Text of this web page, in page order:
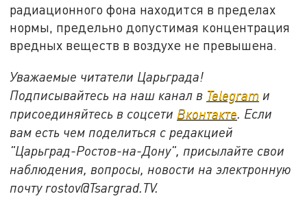
радиационного фона находится в пределах
нормы, предельно допустимая концентрация
вредных веществ в воздухе не превышена.
Уважаемые читатели Царьграда!
Подписывайтесь на наш канал в Telegram и
присоединяйтесь в соцсети Вконтакте. Если
вам есть чем поделиться с редакцией
"Царьград-Ростов-на-Дону", присылайте свои
наблюдения, вопросы, новости на электронную
почту rostov@Tsargrad.ТV.